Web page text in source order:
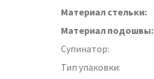
Материал стельки:
Материал подошвы:
Супинатор:
Тип упаковки: